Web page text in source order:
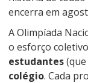
encerra em
A Olimpíada
o esforço
estudantes
colégio. Cada